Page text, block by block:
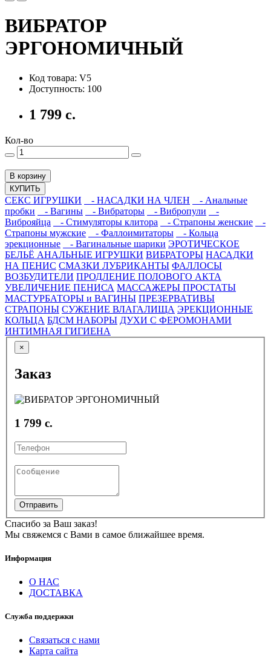
ВИБРАТОР
ЭРГОНОМИЧНЫЙ
Код товара: V5
Доступность: 100
1 799 с.
Кол-во
В корзину
КУПИТЬ
СЕКС ИГРУШКИ - НАСАДКИ НА ЧЛЕН
- Анальные
пробки
- Вагины - Вибраторы - Вибропули
-
Виброяйца
- Стимуляторы клитора - Страпоны женские
-
Страпоны мужские
- Фаллоимитаторы
- Кольца
эрекционные
- Вагинальные шарики ЭРОТИЧЕСКОЕ
БЕЛЬЁ АНАЛЬНЫЕ ИГРУШКИ ВИБРАТОРЫ НАСАДКИ
НА ПЕНИС СМАЗКИ ЛУБРИКАНТЫ ФАЛЛОСЫ
ВОЗБУДИТЕЛИ ПРОДЛЕНИЕ ПОЛОВОГО АКТА
УВЕЛИЧЕНИЕ ПЕНИСА МАССАЖЕРЫ ПРОСТАТЫ
МАСТУРБАТОРЫ и ВАГИНЫ ПРЕЗЕРВАТИВЫ
СТРАПОНЫ СУЖЕНИЕ ВЛАГАЛИЩА ЭРЕКЦИОННЫЕ
КОЛЬЦА БДСМ НАБОРЫ ДУХИ С ФЕРОМОНАМИ
ИНТИМНАЯ ГИГИЕНА
×
Заказ
1 799 с.
Отправить
Спасибо за Ваш заказ!
Мы свяжемся с Вами в самое ближайшее время.
Информация
О НАС
ДОСТАВКА
Служба поддержки
Связаться с нами
Карта сайта